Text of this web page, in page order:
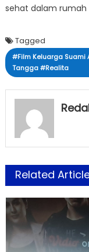
sehat dalam rumah
Tagged
#Film Keluarga Suami
Tangga #Realita
Related